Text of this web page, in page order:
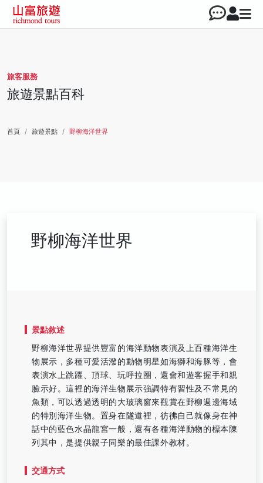
旅客服務
旅遊景點百科
首頁 旅遊景點 野柳海洋世界
野柳海洋世界
景點敘述
野柳海洋世界提供豐富的海洋動物表演及上百種海洋生
物展示，多種可愛活潑的動物明星如海獅和海豚等，會
表演水上跳躍、頂球、玩呼拉圈，還會和遊客握手和親
臉示好。這裡的海洋生物展示強調特有習性及不常見的
魚類，可以透過透明的大玻璃窗來觀賞在野柳週邊海域
的特別海洋生物。置身在隧道裡，彷彿自己就像身在神
話中的藍色水晶龍宮一般，還有各種海洋動物的標本陳
列其中，是提供親子同樂的最佳課外教材。
交通方式